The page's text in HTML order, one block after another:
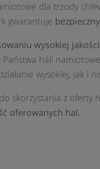
dla trzody
gwarantuje
wysokiej
hali
wysokiej, jak i
skorzystania z
oferowanych hal.